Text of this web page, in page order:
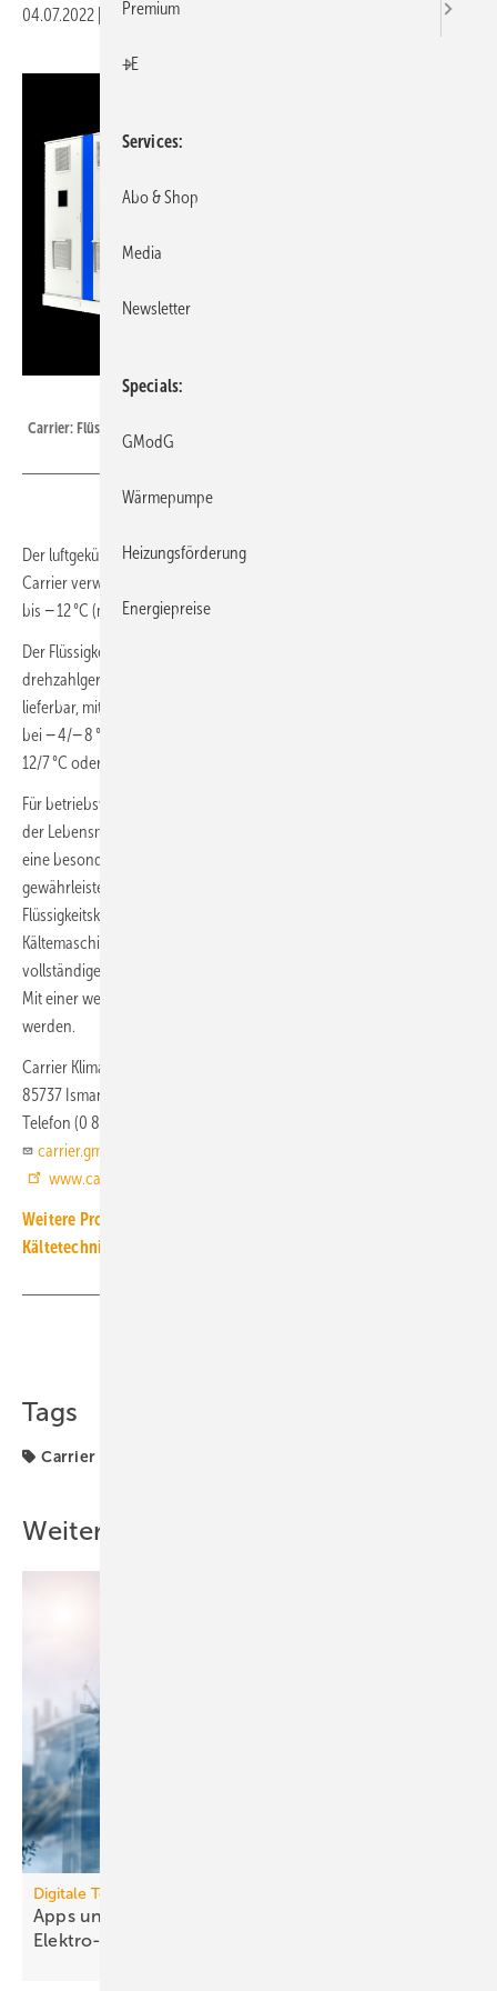
04.07.2022 Veröffentlicht in
Carrier: Flüssigkeitskühler AquaForce Vision 30KAV.
Der luftgekühlte Flüssigkeitskühler
Carrier verwendet das HFO-Kältemittel R1234ze und ist für die Kühlung
bis − 12 °C (mit Ethylenglykol) ausgelegt.
Der Flüssigkeitskühler mit Mikrokanal-Wärmeübertragern und
drehzahlgeregelten Schraubenverdichtern ist in vier Baugrößen
lieferbar, mit Leistungen von 280 bis 800 kW für die Prozesskühlung
bei − 4/− 8 °C und von 530 bis 1300 kW für die Prozesskühlung bei
12/7 °C oder für die Komfortkühlung.
Für betriebswichtige Anwendungen, z. B. in der Prozesskühlung und
der Lebensmittelverarbeitung, hat Carrier eine Option entwickelt, die
eine besonders schnelle Wiederherstellung der Leistung
gewährleistet. Bei einer Unterbrechung der Stromversorgung des
Flüssigkeitskühlers ermöglicht sie den sofortigen Neustart der
Kältemaschine nach der Rückkehr der Stromversorgung mit einer
vollständigen Wiederherstellung der Leistung innerhalb einer Minute.
Mit einer weiteren Option kann die Wärmerückgewinnung erhöht
werden.
Carrier Klimatechnik
85737 Ismaning
Telefon (0 89) 32 15 40
carrier.gmbh@carrier.com
www.carrier.de
Weitere Produkt-Meldungen zum Thema Luft-, Klima- und
Kältetechnik
Tags
Carrier
Weitere Inhalte
Digitale Tools
Apps und Soft­ware für die TGA- und
Elek­tro-Branche
Premium
+E
Services
Abo & Shop
Media
Newsletter
Specials
GModG
Wärmepumpe
Heizungsförderung
Energiepreise